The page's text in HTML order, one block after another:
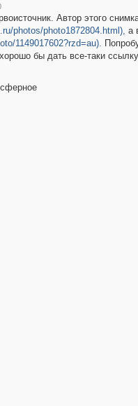
Автор этого
photos/photo1872804.html), а
1149017602?rzd=au).
бы дать все-таки